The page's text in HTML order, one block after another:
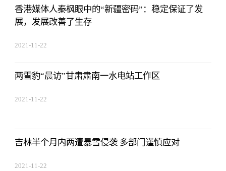
香港媒体人秦枫眼中的“新疆密码”：稳定保证了发
展，发展改善了生存
2021-11-22
两雪豹“晨访”甘肃肃南一水电站工作区
2021-11-22
吉林半个月内两遭暴雪侵袭 多部门谨慎应对
2021-11-22